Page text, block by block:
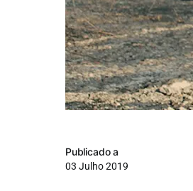
Publicado a
03 Julho 2019